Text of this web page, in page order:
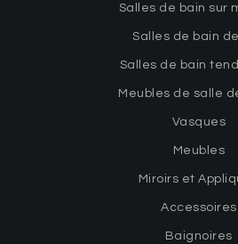
Salles de bain sur
Salles de bain
Salles de bain
Meubles de salle
Vasques
Meubles
Miroirs et
Accessoires
Baignoires